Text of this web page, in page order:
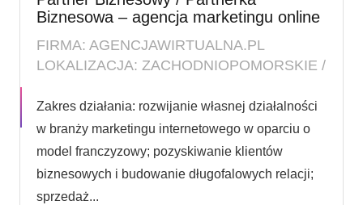
Biznesowa – agencja marketingu online
FIRMA: AGENCJAWIRTUALNA.PL
LOKALIZACJA: ZACHODNIOPOMORSKIE /
Zakres działania: rozwijanie własnej działalności
w branży marketingu internetowego w oparciu o
model franczyzowy; pozyskiwanie klientów
biznesowych i budowanie długofalowych relacji;
sprzedaż...